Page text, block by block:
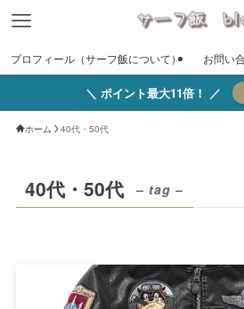
プロフィール（サーフ飯について） お問い
＼ ポイント最大11倍！ ／
ホーム 40代・50代
40代・50代 – tag –